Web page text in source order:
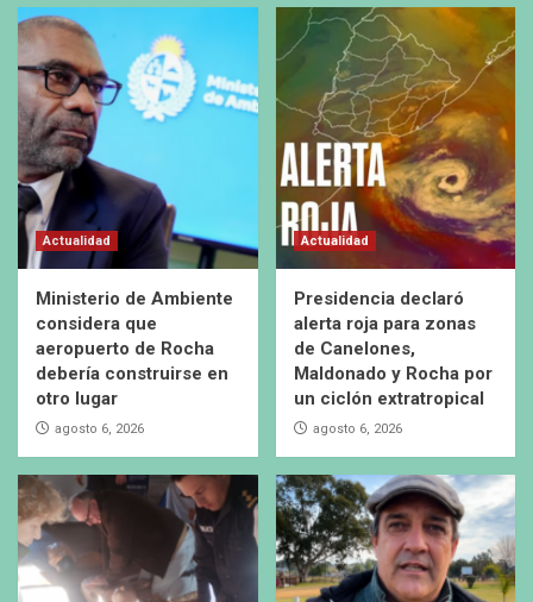
Actualidad
Ministerio de Ambiente
considera que
aeropuerto de Rocha
debería construirse en
otro lugar
agosto 6, 2026
Actualidad
Presidencia declaró
alerta roja para zonas
de Canelones,
Maldonado y Rocha por
un ciclón extratropical
agosto 6, 2026